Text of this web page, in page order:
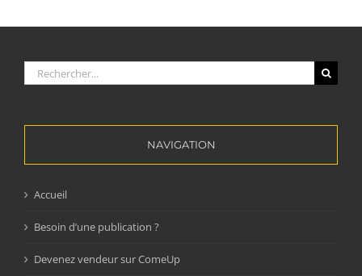
Rechercher:
NAVIGATION
Accueil
Besoin d’une publication ?
Devenez vendeur sur ComeUp